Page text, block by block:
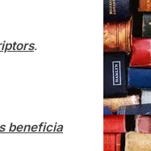
.
beneficia